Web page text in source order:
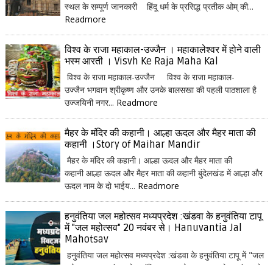
स्थल के सम्पूर्ण जानकारी हिंदू धर्म के प्रसिद्ध प्रतीक ओम् की...
Readmore
विश्व के राजा महाकाल-उज्जैन । महाकालेश्वर में होने वाली
भस्म आरती । Visvh Ke Raja Maha Kal
विश्व के राजा महाकाल-उज्जैन विश्व के राजा महाकाल-
उज्जैन भगवान श्रीकृष्ण और उनके बालसखा की पहली पाठशाला है
उज्जयिनी नगर... Readmore
मैहर के मंदिर की कहानी। आल्हा ऊदल और मैहर माता की
कहानी ।Story of Maihar Mandir
मैहर के मंदिर की कहानी। आल्हा ऊदल और मैहर माता की
कहानी आल्हा ऊदल और मैहर माता की कहानी बुंदेलखंड में आल्हा और
ऊदल नाम के दो भाईय... Readmore
हनुवंतिया जल महोत्सव मध्यप्रदेश :खंडवा के हनुवंतिया टापू
में "जल महोत्सव" 20 नवंबर से। Hanuvantia Jal
Mahotsav
हनुवंतिया जल महोत्सव मध्यप्रदेश :खंडवा के हनुवंतिया टापू में "जल